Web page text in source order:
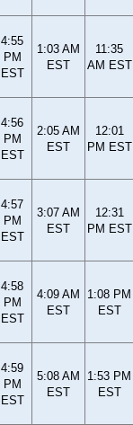
4:55
PM
EST
1:03 AM
EST
11:35
AM EST
4:56
PM
EST
2:05 AM
EST
12:01
PM EST
4:57
PM
EST
3:07 AM
EST
12:31
PM EST
4:58
PM
EST
4:09 AM
EST
1:08 PM
EST
4:59
PM
EST
5:08 AM
EST
1:53 PM
EST